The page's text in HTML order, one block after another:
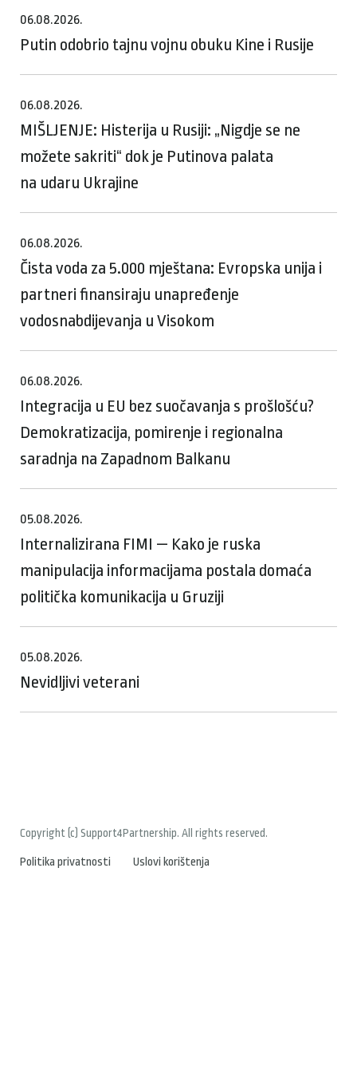
06.08.2026.
Putin odobrio tajnu vojnu obuku Kine i Rusije
06.08.2026.
MIŠLJENJE: Histerija u Rusiji: „Nigdje se ne
možete sakriti“ dok je Putinova palata
na udaru Ukrajine
06.08.2026.
Čista voda za 5.000 mještana: Evropska unija i
partneri finansiraju unapređenje
vodosnabdijevanja u Visokom
06.08.2026.
Integracija u EU bez suočavanja s prošlošću?
Demokratizacija, pomirenje i regionalna
saradnja na Zapadnom Balkanu
05.08.2026.
Internalizirana FIMI — Kako je ruska
manipulacija informacijama postala domaća
politička komunikacija u Gruziji
05.08.2026.
Nevidljivi veterani
Copyright (c) Support4Partnership. All rights reserved.
Politika privatnosti Uslovi korištenja